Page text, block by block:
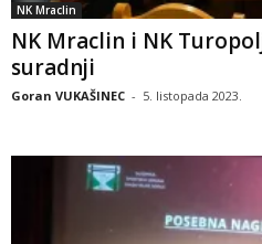
NK Mraclin
NK Mraclin i NK
suradnji
Goran VUKAŠINEC - 5. listopada 2023.